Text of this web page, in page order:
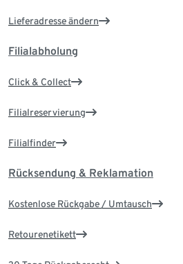
Lieferadresse ändern
Filialabholung
Click & Collect
Filialreservierung
Filialfinder
Rücksendung & Reklamation
Kostenlose Rückgabe / Umtausch
Retourenetikett